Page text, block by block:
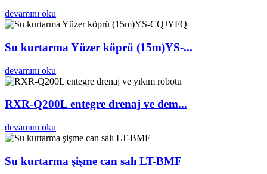
devamını oku
Su kurtarma Yüzer köprü (15m)YS-...
devamını oku
RXR-Q200L entegre drenaj ve dem...
devamını oku
Su kurtarma şişme can salı LT-BMF